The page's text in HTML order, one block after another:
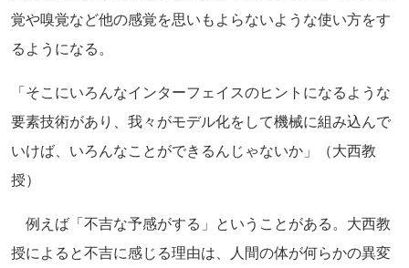
覚や嗅覚など他の感覚を思いもよらないような使い方をす
るようになる。
「そこにいろんなインターフェイスのヒントになるような
要素技術があり、我々がモデル化をして機械に組み込んで
いけば、いろんなことができるんじゃないか」（大西教
授）
例えば「不吉な予感がする」ということがある。大西教
授によると不吉に感じる理由は、人間の体が何らかの異変